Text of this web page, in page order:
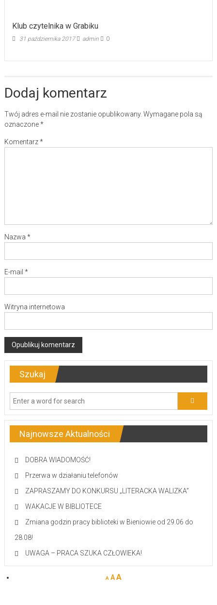
Klub czytelnika w Grabiku
31 października 2017 admin 0
Dodaj komentarz
Twój adres e-mail nie zostanie opublikowany. Wymagane pola są
oznaczone*
Komentarz*
Nazwa *
E-mail *
Witryna internetowa
Szukaj
Najnowsze Aktualności
DOBRA WIADOMOŚĆ!
Przerwa w działaniu telefonów
ZAPRASZAMY DO KONKURSU „LITERACKA WALIZKA”
WAKACJE W BIBLIOTECE
Zmiana godzin pracy biblioteki w Bieniowie od 29.06 do
28.08!
UWAGA – PRACA SZUKA CZŁOWIEKA!
A A A